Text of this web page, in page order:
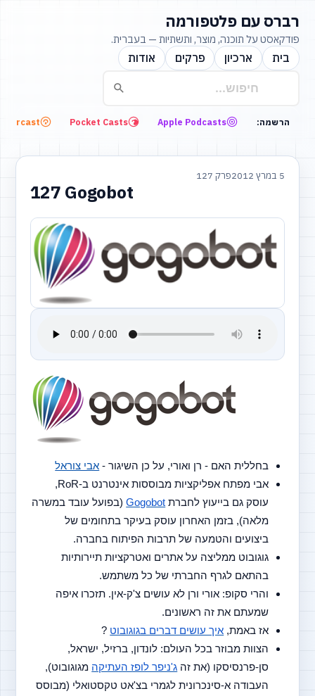
רברס עם פלטפורמה
פודקאסט על תוכנה, מוצר, ותשתיות — בעברית.
בית ארכיון פרקים אודות
הרשמה: Apple Podcasts
Pocket Casts
5 במרץ 2012 פרק 127
127 Gogobot
בחללית האם - רן ואורי, על כן השיגור - אבי צוראל
עוסק גם בייעוץ לחברת Gogobot
מלאה), בזמן האחרון עוסק בעיקר בתחומים של
ביצועים והטמעה של תרבות הפיתוח בחברה.
גוגובוט ממליצה על אתרים ואטרקציות תיירותיות
בהתאם לגרף החברתי של כל משתמש.
שמעתם את זה ראשונים.
אז באמת, איך עושים דברים בגוגובוט ?
סן-פרנסיסקו (את זה ג'ניפר לופז העתיקה
העבודה א-סינכרונית לגמרי בצ'אט טקסטואלי (מבוסס